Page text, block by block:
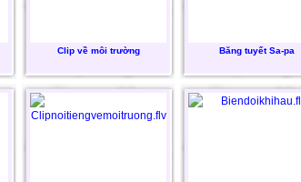
Clip về môi trường Băng tuyết Sa-pa